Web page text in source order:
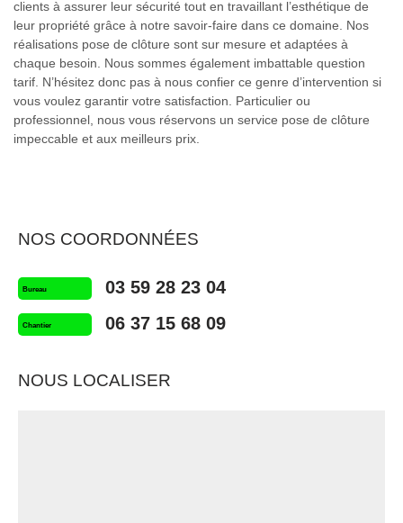
clients à assurer leur sécurité tout en travaillant l’esthétique de
leur propriété grâce à notre savoir-faire dans ce domaine. Nos
réalisations pose de clôture sont sur mesure et adaptées à
chaque besoin. Nous sommes également imbattable question
tarif. N’hésitez donc pas à nous confier ce genre d’intervention si
vous voulez garantir votre satisfaction. Particulier ou
professionnel, nous vous réservons un service pose de clôture
impeccable et aux meilleurs prix.
NOS COORDONNÉES
Bureau 03 59 28 23 04
Chantier 06 37 15 68 09
NOUS LOCALISER